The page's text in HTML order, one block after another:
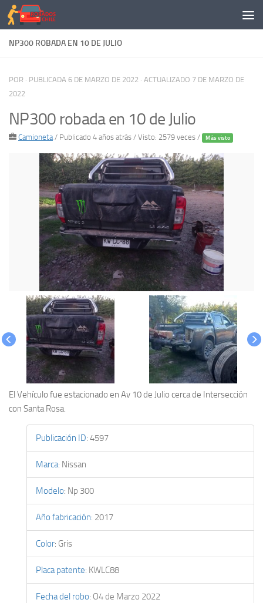
Saltar al contenido
NP300 ROBADA EN 10 DE JULIO
POR · PUBLICADA 6 DE MARZO DE 2022 · ACTUALIZADO 7 DE MARZO DE
2022
NP300 robada en 10 de Julio
Camioneta/ Publicado 4 años atrás / Visto: 2579 veces / Más visto
El Vehículo fue estacionado en Av 10 de Julio cerca de Intersección
con Santa Rosa.
Publicación ID: 4597
Marca: Nissan
Modelo: Np 300
Año fabricación: 2017
Color: Gris
Placa patente: KWLC88
Fecha del robo: O4 de Marzo 2022